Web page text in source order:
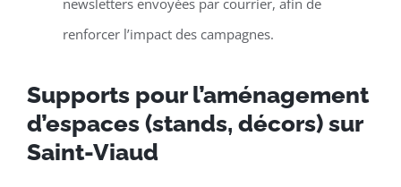
renforcer l’impact des campagnes.
Supports pour l’aménagement
d’espaces (stands, décors) sur
Saint-Viaud